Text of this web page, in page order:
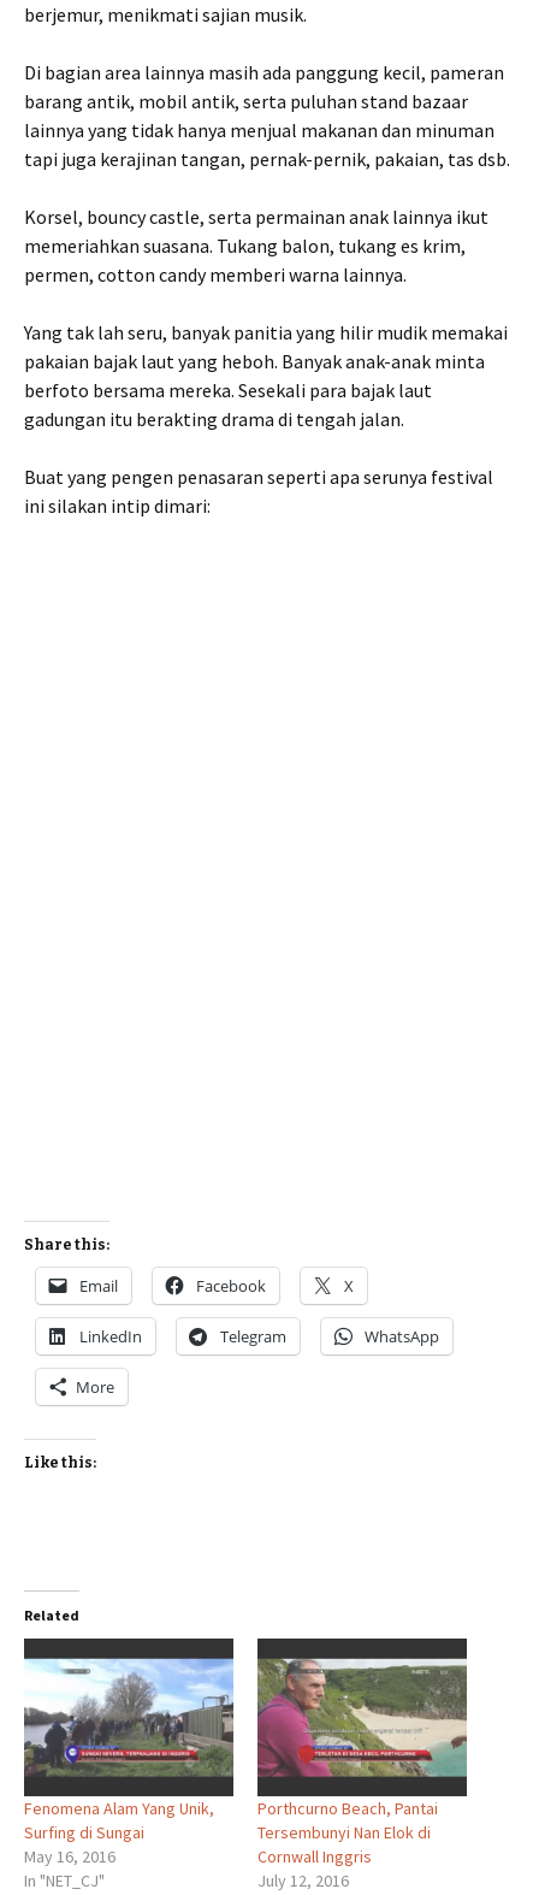
berjemur, menikmati sajian musik.
Di bagian area lainnya masih ada panggung kecil, pameran
barang antik, mobil antik, serta puluhan stand bazaar
lainnya yang tidak hanya menjual makanan dan minuman
tapi juga kerajinan tangan, pernak-pernik, pakaian, tas dsb.
Korsel, bouncy castle, serta permainan anak lainnya ikut
memeriahkan suasana. Tukang balon, tukang es krim,
permen, cotton candy memberi warna lainnya.
Yang tak lah seru, banyak panitia yang hilir mudik memakai
pakaian bajak laut yang heboh. Banyak anak-anak minta
berfoto bersama mereka. Sesekali para bajak laut
gadungan itu berakting drama di tengah jalan.
Buat yang pengen penasaran seperti apa serunya festival
ini silakan intip dimari:
Share this:
Email Facebook X
LinkedIn Telegram WhatsApp
More
Like this:
Related
Fenomena Alam Yang Unik,
Surfing di Sungai
May 16, 2016
In "NET_CJ"
Porthcurno Beach, Pantai
Tersembunyi Nan Elok di
Cornwall Inggris
July 12, 2016